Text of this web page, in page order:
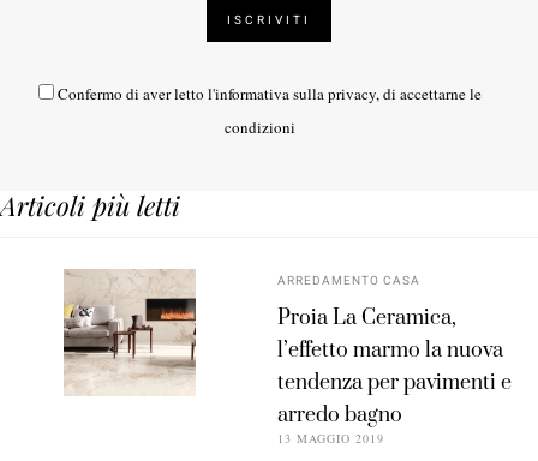
Confermo di aver letto l'informativa sulla privacy, di accettarne le
condizioni
Articoli più letti
ARREDAMENTO CASA
Proia La Ceramica,
l’effetto marmo la nuova
tendenza per pavimenti e
arredo bagno
13 MAGGIO 2019